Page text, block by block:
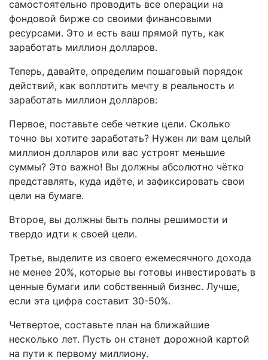
самостоятельно проводить все операции на
фондовой бирже со своими финансовыми
ресурсами. Это и есть ваш прямой путь, как
заработать миллион долларов.
Теперь, давайте, определим пошаговый порядок
действий, как воплотить мечту в реальность и
заработать миллион долларов:
Первое, поставьте себе четкие цели. Сколько
точно вы хотите заработать? Нужен ли вам целый
миллион долларов или вас устроят меньшие
суммы? Это важно! Вы должны абсолютно чётко
представлять, куда идёте, и зафиксировать свои
цели на бумаге.
Второе, вы должны быть полны решимости и
твердо идти к своей цели.
Третье, выделите из своего ежемесячного дохода
не менее 20%, которые вы готовы инвестировать в
ценные бумаги или собственный бизнес. Лучше,
если эта цифра составит 30-50%.
Четвертое, составьте план на ближайшие
несколько лет. Пусть он станет дорожной картой
на пути к первому миллиону.